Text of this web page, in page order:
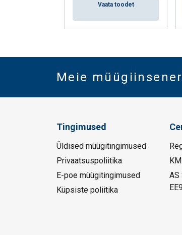
Vaata toodet
Meie
Tingimused
Üldised müügitingimused
Privaatsuspoliitika
E-poe müügitingimused
Küpsiste poliitika
AS